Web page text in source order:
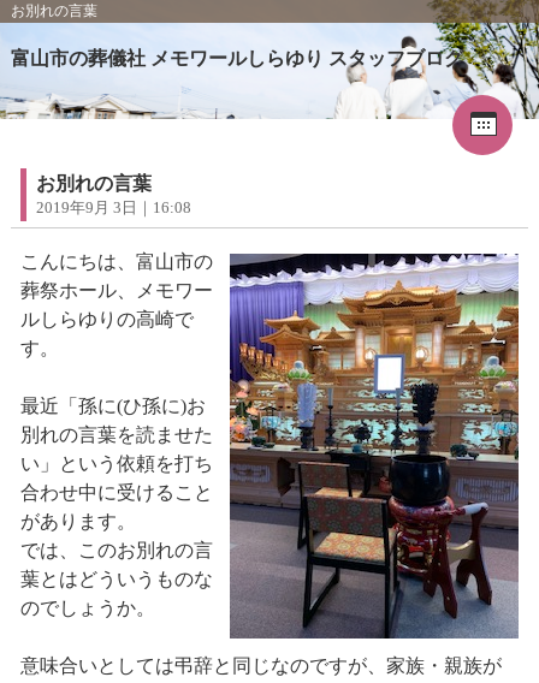
お別れの言葉
富山市の葬儀社 メモワールしらゆり スタッフブログ
2
3
4
10
11 12
17
18 19 20 21 22
23
24
25 26 27 28 29
30
31
お別れの言葉
2019年9月 3日｜16:08
こんにちは、富山市の
葬祭ホール、メモワー
ルしらゆりの高崎で
す。
最近「孫に(ひ孫に)お
別れの言葉を読ませた
い」という依頼を打ち
合わせ中に受けること
があります。
では、このお別れの言
葉とはどういうものな
のでしょうか。
意味合いとしては弔辞と同じなのですが、家族・親族が